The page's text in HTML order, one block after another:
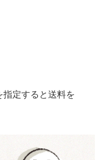
定すると送料を